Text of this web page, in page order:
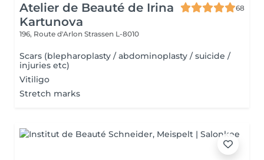
Atelier de Beauté de Irina
Kartunova
68
196, Route d'Arlon Strassen L-8010
Scars (blepharoplasty / abdominoplasty / suicide /
injuries etc)
Vitiligo
Stretch marks